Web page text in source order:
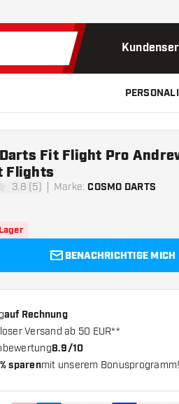
3.8 (5) Marke: COSMO DARTS
Fit Flight Pro
Flights
BENACHRICHTIGE MICH
auf Rechnung
Versand ab 50 EUR**
8.9/10
sparenmit unserem Bonusprogramm!